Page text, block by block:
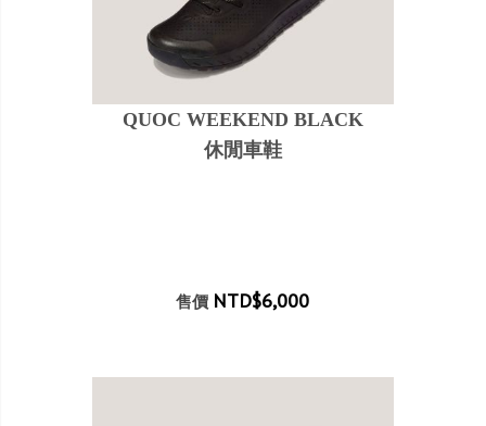
QUOC WEEKEND BLACK
休閒車鞋
售價 NTD$6,000